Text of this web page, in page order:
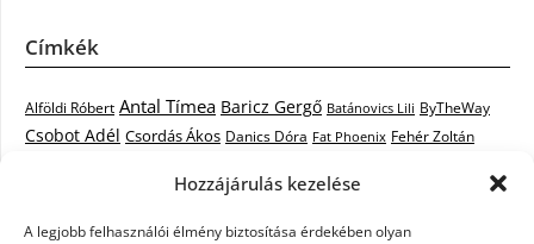
Hozzájárulás kezelése
A legjobb felhasználói élmény biztosítása érdekében olyan
Címkék
Alföldi Róbert Antal Tímea Baricz Gergő Batánovics Lili ByTheWay
Csobot Adél Csordás Ákos Danics Dóra Fat Phoenix Fehér Zoltán
Kovács László Stone
Krasznai Tünde Like LiL C. Malek Miklós mentor Muri Enikő